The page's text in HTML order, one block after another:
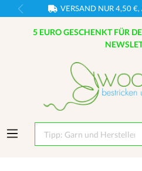
VERSAND NUR 4,50
5 EURO GESCHENKT FÜR
Tipp: Garn und Hersteller